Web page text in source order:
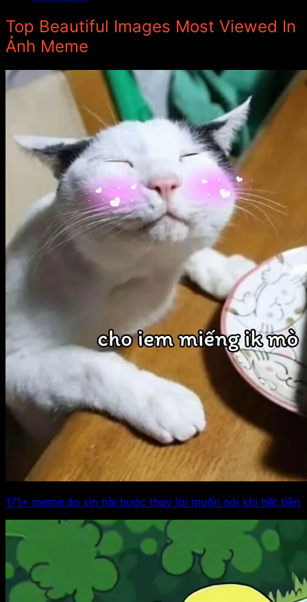
Top Beautiful Images Most Viewed In
Ảnh Meme
171+ meme ăn xin hài hước thay lời muốn nói khi hết tiền